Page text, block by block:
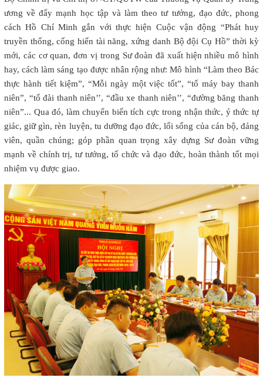
ương về đẩy mạnh học tập và làm theo tư tưởng, đạo đức, phong
cách Hồ Chí Minh gắn với thực hiện Cuộc vận động “Phát huy
truyền thống, cống hiến tài năng, xứng danh Bộ đội Cụ Hồ” thời kỳ
mới, các cơ quan, đơn vị trong Sư đoàn đã xuất hiện nhiều mô hình
hay, cách làm sáng tạo được nhân rộng như: Mô hình “Làm theo Bác
thực hành tiết kiệm”, “Mỗi ngày một việc tốt”, “tổ máy bay thanh
niên”, “tổ đài thanh niên’’, “đầu xe thanh niên’’, “đường băng thanh
niên”... Qua đó, làm chuyển biến tích cực trong nhận thức, ý thức tự
giác, giữ gìn, rèn luyện, tu dưỡng đạo đức, lối sống của cán bộ, đảng
viên, quần chúng; góp phần quan trọng xây dựng Sư đoàn vững
mạnh về chính trị, tư tưởng, tổ chức và đạo đức, hoàn thành tốt mọi
nhiệm vụ được giao.